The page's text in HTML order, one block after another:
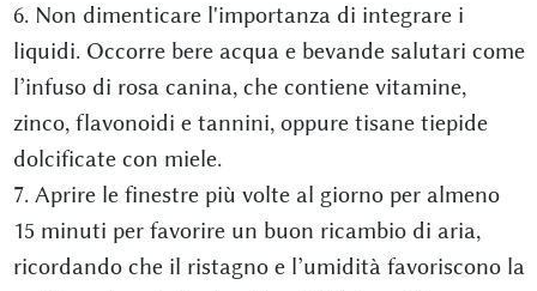
6. Non dimenticare l'importanza di integrare i
liquidi. Occorre bere acqua e bevande salutari come
l’infuso di rosa canina, che contiene vitamine,
zinco, flavonoidi e tannini, oppure tisane tiepide
dolcificate con miele.
7. Aprire le finestre più volte al giorno per almeno
15 minuti per favorire un buon ricambio di aria,
ricordando che il ristagno e l’umidità favoriscono la